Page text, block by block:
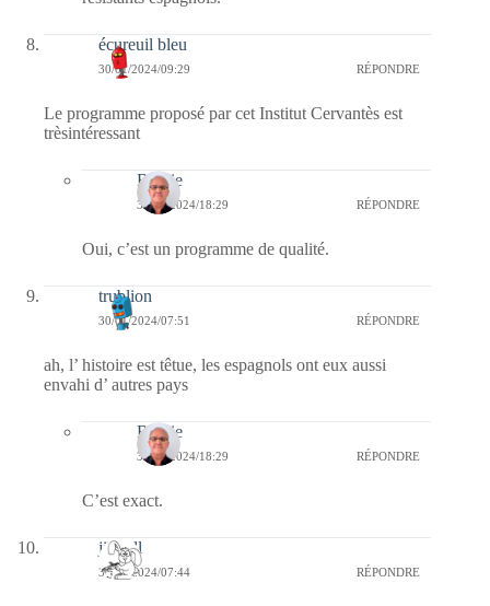
écureuil bleu
30/01/2024/09:29 RÉPONDRE
Le programme proposé par cet Institut Cervantès est
trèsintéressant
Bernie
30/01/2024/18:29 RÉPONDRE
Oui, c’est un programme de qualité.
trublion
30/01/2024/07:51 RÉPONDRE
ah, l’ histoire est têtue, les espagnols ont eux aussi
envahi d’ autres pays
Bernie
30/01/2024/18:29 RÉPONDRE
C’est exact.
jill bill
30/01/2024/07:44 RÉPONDRE